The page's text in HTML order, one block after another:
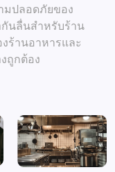
มปลอดภัยของ
กันลื่นสำหรับร้าน
ร้านอาหารและ
ถูกต้อง